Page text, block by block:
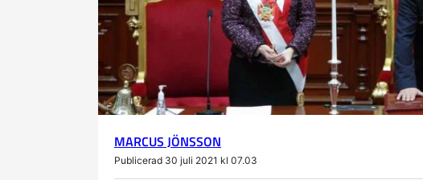
MARCUS JÖNSSON
Publicerad 30 juli 2021 kl 07.03